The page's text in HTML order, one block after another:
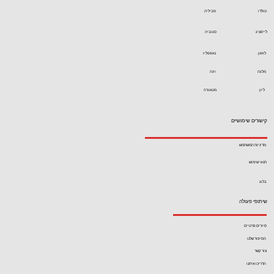
קישורים שימושיים
תנאי שימוש
מדיניות המשתמש
בלוג
שיתופי פעולה
הסיפור שלנו
סיורים פרטיים
הדריכו איתנו
צור קשר
סביליה טולדו
נאפפליו לוזאן
סגוביה
מלגה
לייפציג
מטאורה
וינה
ליון